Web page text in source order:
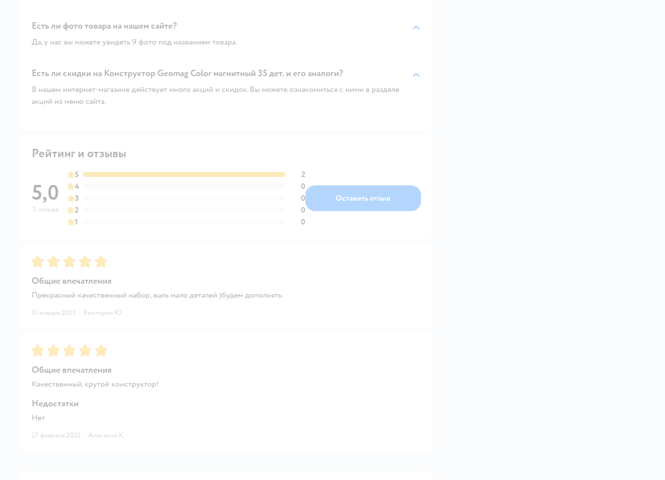
Есть ли фото товара на нашем сайте?
Да, у нас вы можете увидеть 9 фото под названием товара.
Есть ли скидки на Конструктор Geomag Color магнитный 35 дет. и его аналоги?
В нашем интернет-магазине действует много акций и скидок. Вы можете ознакомиться с ними в разделе
акций из меню сайта.
Рейтинг и отзывы
5,0
2 отзыва
5
2
4
0
3
0
2
0
1
0
Оставить отзыв
Рейтинг:5
Общие впечатления
Прекрасный качественный набор, жаль мало деталей )будем дополнять.
01 января 2023 · Виктория Ю.
Рейтинг:5
Общие впечатления
Качественный, крутой конструктор!
Недостатки
Нет
27 февраля 2022 · Анасасия Х.